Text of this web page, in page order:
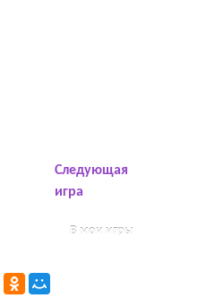
В мои игры
Следующая
игра